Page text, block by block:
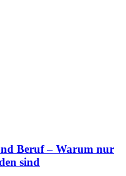
Beruf – Warum nur
sind